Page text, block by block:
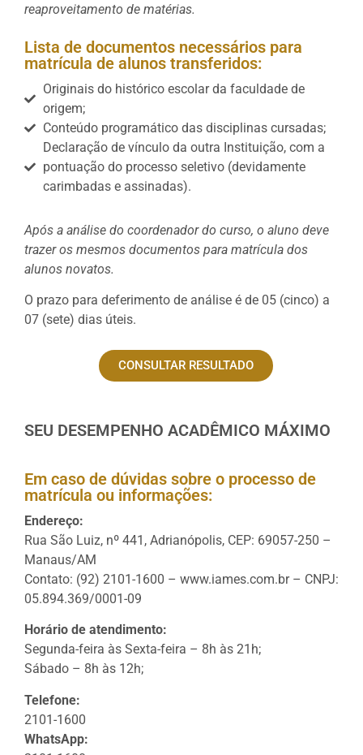
reaproveitamento de matérias.
Lista de documentos necessários para
matrícula de alunos transferidos:
Originais do histórico escolar da faculdade de
origem;
Conteúdo programático das disciplinas cursadas;
Declaração de vínculo da outra Instituição, com a
pontuação do processo seletivo (devidamente
carimbadas e assinadas).
Após a análise do coordenador do curso, o aluno deve
trazer os mesmos documentos para matrícula dos
alunos novatos.
O prazo para deferimento de análise é de 05 (cinco) a
07 (sete) dias úteis.
CONSULTAR RESULTADO
SEU DESEMPENHO ACADÊMICO MÁXIMO
Em caso de dúvidas sobre o processo de
matrícula ou informações:
Endereço:
Rua São Luiz, nº 441, Adrianópolis, CEP: 69057-250 –
Manaus/AM
Contato: (92) 2101-1600 – www.iames.com.br – CNPJ:
05.894.369/0001-09
Horário de atendimento:
Segunda-feira às Sexta-feira – 8h às 21h;
Sábado – 8h às 12h;
Telefone:
2101-1600
WhatsApp: